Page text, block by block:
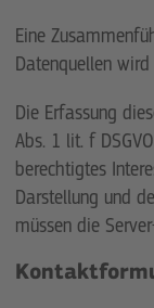
Eine
Datenquellen
Die Erfassung
Abs. 1 lit. f
berechtigtes
Darstellung und
müssen die